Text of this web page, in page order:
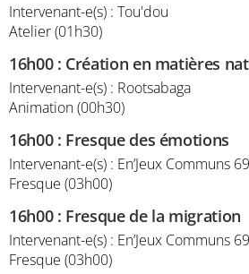
Intervenant-e(s) : Tou'dou
Atelier (01h30)
16h00: Création en matières
Intervenant-e(s) : Rootsabaga
Animation (00h30)
16h00: Fresque des émotions
Intervenant-e(s) : En’Jeux Communs 69
Fresque (03h00)
16h00: Fresque de la migration
Intervenant-e(s) : En’Jeux Communs 69
Fresque (03h00)